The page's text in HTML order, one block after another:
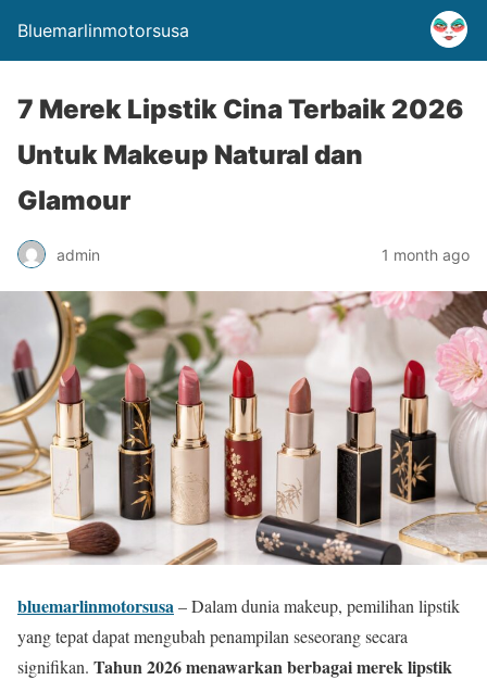
Bluemarlinmotorsusa
7 Merek Lipstik Cina Terbaik 2026
Untuk Makeup Natural dan
Glamour
admin 1 month ago
bluemarlinmotorsusa– Dalam dunia makeup, pemilihan lipstik
yang tepat dapat mengubah penampilan seseorang secara
signifikan. Tahun 2026 menawarkan berbagai merek lipstik